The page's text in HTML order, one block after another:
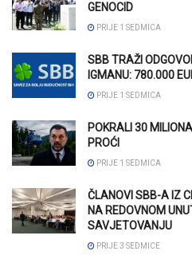
GENOCID
PRIJE 1 SEDMICA
SBB TRAŽI
IGMANU: 780.000
PRIJE 1 SEDMICA
POKRALI 30
PROĆI
PRIJE 1 SEDMICA
ČLANOVI SBB-A IZ
NA REDOVNOM
SAVJETOVANJU
PRIJE 3 SEDMICE